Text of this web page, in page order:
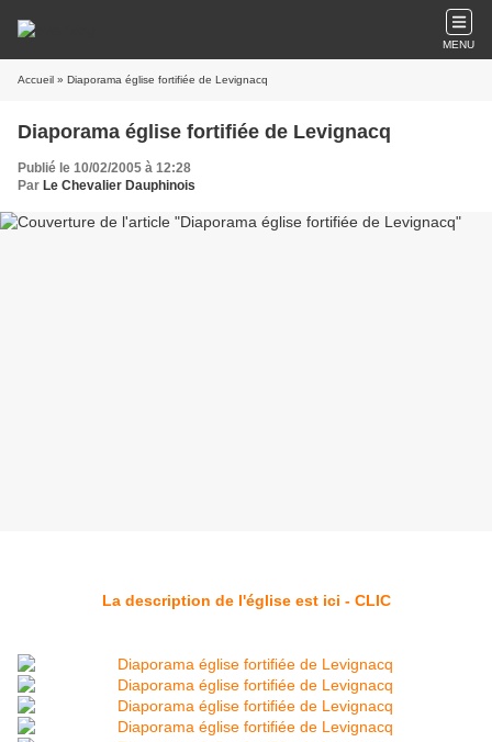
MENU
Accueil » Diaporama église fortifiée de Levignacq
Diaporama église fortifiée de Levignacq
Publié le 10/02/2005 à 12:28
Par Le Chevalier Dauphinois
La description de l'église est ici - CLIC